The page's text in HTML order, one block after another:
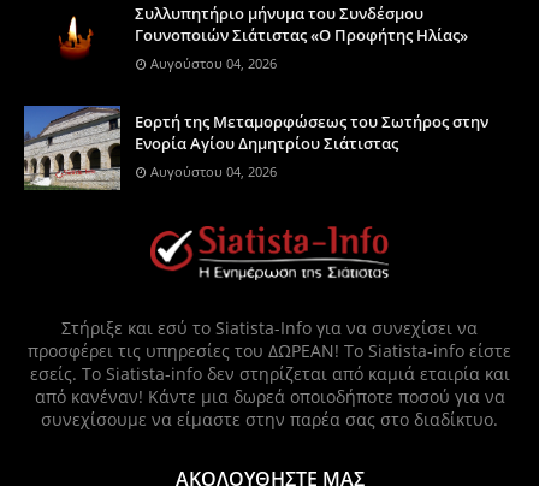
Συλλυπητήριο μήνυμα του Συνδέσμου
Γουνοποιών Σιάτιστας «Ο Προφήτης Ηλίας»
Αυγούστου 04, 2026
Eορτή της Μεταμορφώσεως του Σωτήρος στην
Ενορία Αγίου Δημητρίου Σιάτιστας
Αυγούστου 04, 2026
Στήριξε και εσύ το Siatista-Info για να συνεχίσει να
προσφέρει τις υπηρεσίες του ΔΩΡΕΑΝ! Το Siatista-info είστε
εσείς. Το Siatista-info δεν στηρίζεται από καμιά εταιρία και
από κανέναν! Κάντε μια δωρεά οποιοδήποτε ποσού για να
συνεχίσουμε να είμαστε στην παρέα σας στο διαδίκτυο.
ΑΚΟΛΟΥΘΗΣΤΕ ΜΑΣ